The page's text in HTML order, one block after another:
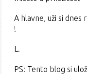
A hlavne, uži si dnes
!
L.
PS: Tento blog si